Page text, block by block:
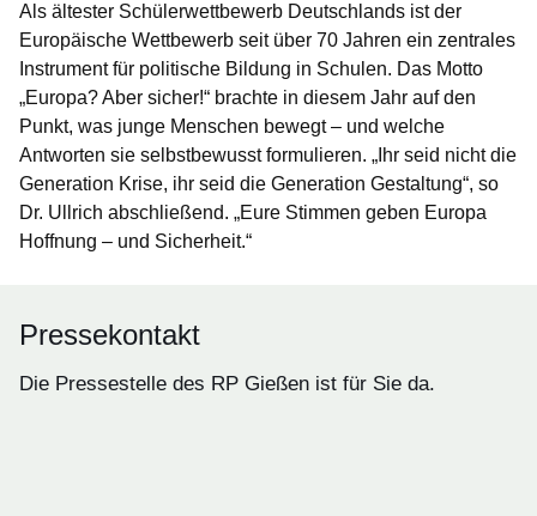
Als ältester Schülerwettbewerb Deutschlands ist der
Europäische Wettbewerb seit über 70 Jahren ein zentrales
Instrument für politische Bildung in Schulen. Das Motto
„Europa? Aber sicher!“ brachte in diesem Jahr auf den
Punkt, was junge Menschen bewegt – und welche
Antworten sie selbstbewusst formulieren. „Ihr seid nicht die
Generation Krise, ihr seid die Generation Gestaltung“, so
Dr. Ullrich abschließend. „Eure Stimmen geben Europa
Hoffnung – und Sicherheit.“
Pressekontakt
Die Pressestelle des RP Gießen ist für Sie da.